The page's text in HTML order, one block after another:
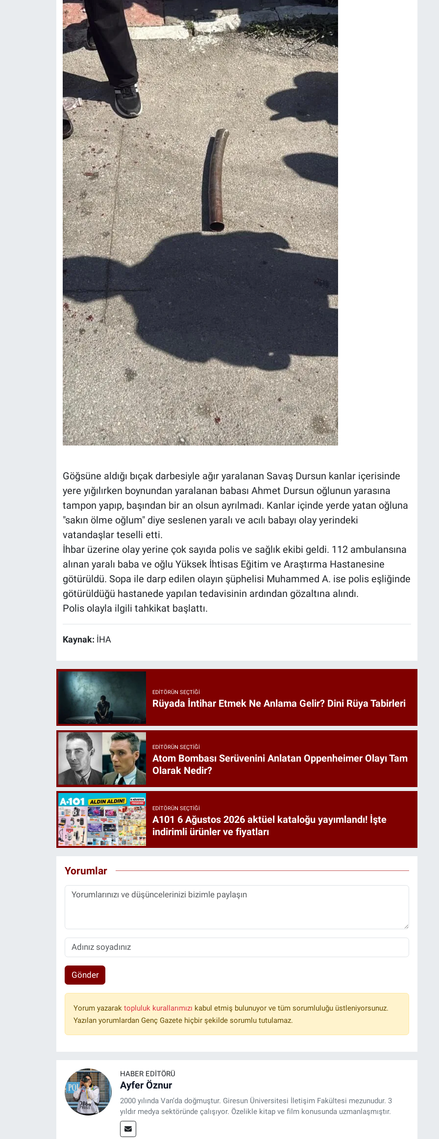
Göğsüne aldığı bıçak darbesiyle ağır yaralanan Savaş Dursun kanlar içerisinde
yere yığılırken boynundan yaralanan babası Ahmet Dursun oğlunun yarasına
tampon yapıp, başından bir an olsun ayrılmadı. Kanlar içinde yerde yatan oğluna
"sakın ölme oğlum" diye seslenen yaralı ve acılı babayı olay yerindeki
vatandaşlar teselli etti.
İhbar üzerine olay yerine çok sayıda polis ve sağlık ekibi geldi. 112 ambulansına
alınan yaralı baba ve oğlu Yüksek İhtisas Eğitim ve Araştırma Hastanesine
götürüldü. Sopa ile darp edilen olayın şüphelisi Muhammed A. ise polis eşliğinde
götürüldüğü hastanede yapılan tedavisinin ardından gözaltına alındı.
Polis olayla ilgili tahkikat başlattı.
Kaynak: İHA
EDITÖRÜN SEÇTIĞI
Rüyada İntihar Etmek Ne Anlama Gelir? Dini Rüya Tabirleri
EDITÖRÜN SEÇTIĞI
Atom Bombası Serüvenini Anlatan Oppenheimer Olayı Tam
Olarak Nedir?
EDITÖRÜN SEÇTIĞI
A101 6 Ağustos 2026 aktüel kataloğu yayımlandı! İşte
indirimli ürünler ve fiyatları
Yorumlar
Gönder
Yorum yazarak topluluk kurallarımızı kabul etmiş bulunuyor ve tüm sorumluluğu üstleniyorsunuz.
Yazılan yorumlardan Genç Gazete hiçbir şekilde sorumlu tutulamaz.
HABER EDITÖRÜ
Ayfer Öznur
2000 yılında Van’da doğmuştur. Giresun Üniversitesi İletişim Fakültesi mezunudur. 3
yıldır medya sektöründe çalışıyor. Özelikle kitap ve film konusunda uzmanlaşmıştır.